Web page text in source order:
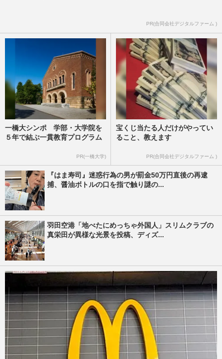
PR(合同会社デジタルファーム )
一橋大シンポ 学部・大学院を
５年で結ぶ一貫教育プログラム
PR(一橋大学)
宝くじ当たる人だけがやってい
ること、教えます
PR(合同会社デジタルファーム )
『はま寿司』迷惑行為の男が罰金50万円直後の再逮
捕、醤油ボトルの口を指で触り謎の...
羽田空港「地べたにめっちゃ外国人」スリムクラブの
真栄田が異様な光景を投稿、ディズ...